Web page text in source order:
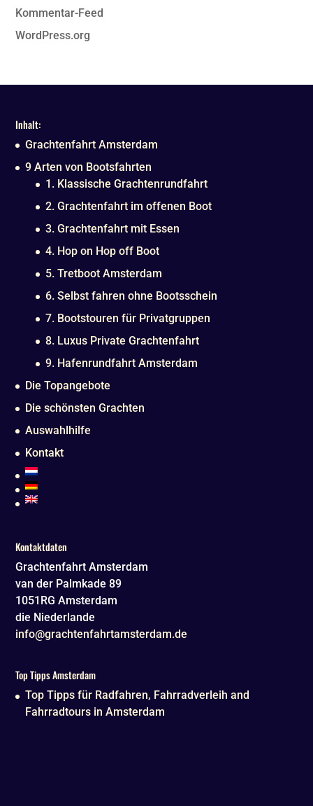
Kommentar-Feed
WordPress.org
Inhalt:
Grachtenfahrt Amsterdam
9 Arten von Bootsfahrten
1. Klassische Grachtenrundfahrt
2. Grachtenfahrt im offenen Boot
3. Grachtenfahrt mit Essen
4. Hop on Hop off Boot
5. Tretboot Amsterdam
6. Selbst fahren ohne Bootsschein
7. Bootstouren für Privatgruppen
8. Luxus Private Grachtenfahrt
9. Hafenrundfahrt Amsterdam
Die Topangebote
Die schönsten Grachten
Auswahlhilfe
Kontakt
Kontaktdaten
Grachtenfahrt Amsterdam
van der Palmkade 89
1051RG Amsterdam
die Niederlande
info@grachtenfahrtamsterdam.de
Top Tipps Amsterdam
Top Tipps für Radfahren, Fahrradverleih and
Fahrradtours in Amsterdam